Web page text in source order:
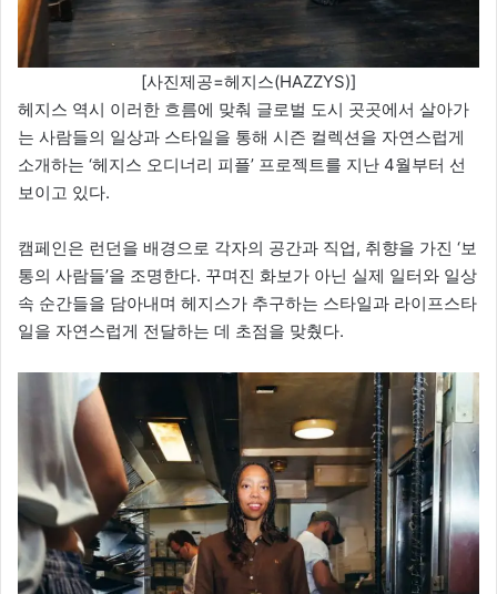
[사진제공=헤지스(HAZZYS)]
헤지스 역시 이러한 흐름에 맞춰 글로벌 도시 곳곳에서 살아가
는 사람들의 일상과 스타일을 통해 시즌 컬렉션을 자연스럽게
소개하는 ‘헤지스 오디너리 피플’ 프로젝트를 지난 4월부터 선
보이고 있다.
캠페인은 런던을 배경으로 각자의 공간과 직업, 취향을 가진 ‘보
통의 사람들’을 조명한다. 꾸며진 화보가 아닌 실제 일터와 일상
속 순간들을 담아내며 헤지스가 추구하는 스타일과 라이프스타
일을 자연스럽게 전달하는 데 초점을 맞췄다.